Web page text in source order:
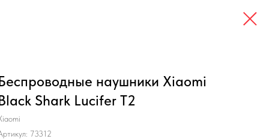
наушники Xiaomi
Shark Lucifer T2
73312